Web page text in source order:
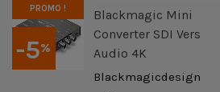
-5%
PROMO !
Blackmagic Mini
Converter SDI Vers
Audio 4K
Blackmagicdesign